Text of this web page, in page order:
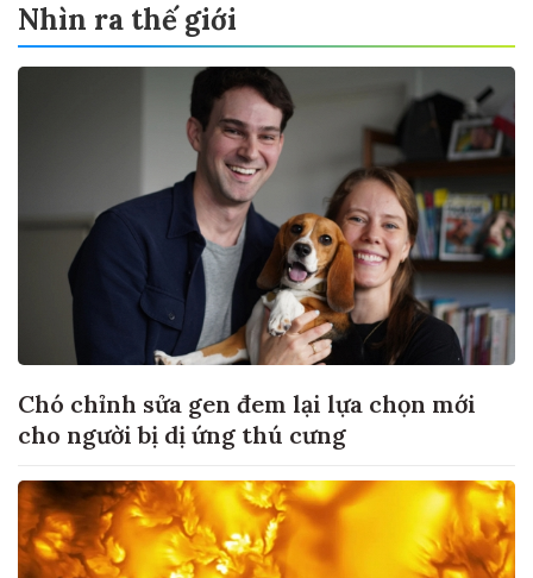
Nhìn ra thế giới
Chó chỉnh sửa gen đem lại lựa chọn mới
cho người bị dị ứng thú cưng